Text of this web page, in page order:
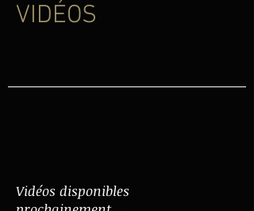
VIDÉOS
Vidéos disponibles